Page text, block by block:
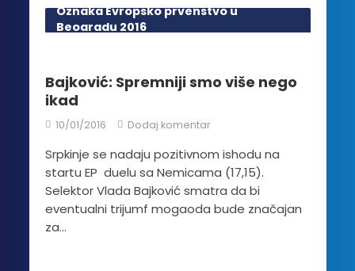
Oznaka Evropsko prvenstvo u
Beogradu 2016
Bajković: Spremniji smo više nego
ikad
10/01/2016 Dodaj komentar
Srpkinje se nadaju pozitivnom ishodu na
startu EP duelu sa Nemicama (17,15).
Selektor Vlada Bajković smatra da bi
eventualni trijumf mogaoda bude značajan
za...